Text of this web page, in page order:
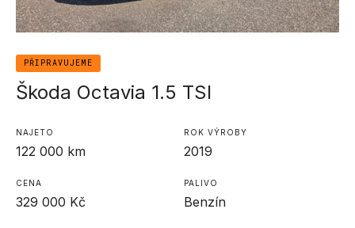
Škoda Octavia 1.5 TSI
PŘIPRAVUJEME
NAJETO
122 000 km
ROK VÝROBY
2019
CENA
329 000 Kč
PALIVO
Benzín